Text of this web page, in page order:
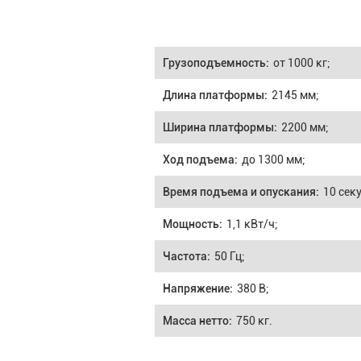
Грузоподъемность: от 1000 кг;
Длина платформы: 2145 мм;
Ширина платформы: 2200 мм;
Ход подъема: до 1300 мм;
Время подъема и опускания: 10
Мощность: 1,1 кВт/ч;
Частота: 50 Гц;
Напряжение: 380 В;
Масса нетто: 750 кг.